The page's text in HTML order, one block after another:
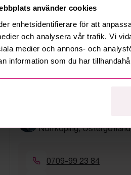
använder cookies
enhetsidentifierare för att
och analysera vår trafik. Vi
medier och annons- och
information som du har
kontakta Budi så snart som
och genomföra
Läs gärna våra fullständiga
Villkor /Villkor för företag
Norrköping,
0709-99 23 84